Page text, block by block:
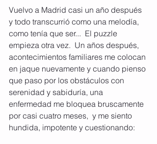
Vuelvo a Madrid casi un año después
y todo transcurrió como una melodía,
como tenía que ser...  El puzzle
empieza otra vez.  Un años después,
acontecimientos familiares me colocan
en jaque nuevamente y cuando pienso
que paso por los obstáculos con
serenidad y sabiduría, una
enfermedad me bloquea bruscamente
por casi cuatro meses,  y me siento
hundida, impotente y cuestionando: